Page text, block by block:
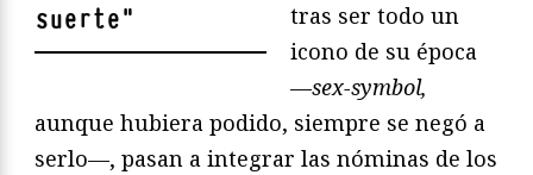
suerte"
tras ser todo un
icono de su época
—sex-symbol,
aunque hubiera podido, siempre se negó a
serlo—, pasan a integrar las nóminas de los